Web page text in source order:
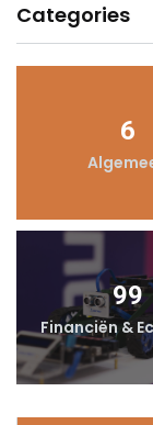
Categories
6
99
Financiën &